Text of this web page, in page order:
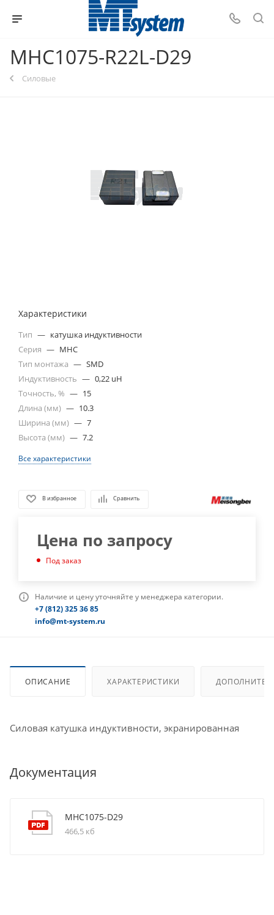
MHC1075-R22L-D29
Силовые
Характеристики
Тип — катушка индуктивности
Серия — MHC
Тип монтажа — SMD
Индуктивность — 0,22 uH
Точность, % — 15
Длина (мм) — 10.3
Ширина (мм) — 7
Высота (мм) — 7.2
Все характеристики
В избранное Сравнить
Цена по запросу
Под заказ
Наличие и цену уточняйте у менеджера категории.
+7 (812) 325 36 85
info@mt-system.ru
ОПИСАНИЕ ХАРАКТЕРИСТИКИ
Силовая катушка индуктивности, экранированная
Документация
MHC1075-D29
466,5 кб